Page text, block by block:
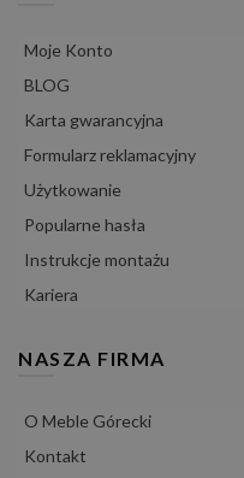
Moje Konto
BLOG
Karta gwarancyjna
Formularz reklamacyjny
Użytkowanie
Popularne hasła
Instrukcje montażu
Kariera
NASZA FIRMA
O Meble Górecki
Kontakt